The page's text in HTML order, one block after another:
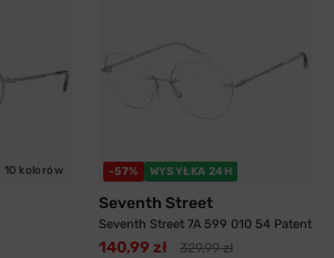
10 kolorów -57% WYSYŁKA 24H
Seventh Street
Seventh Street 7A 599 010 54 Patent
140,99 zł 329,99 zł